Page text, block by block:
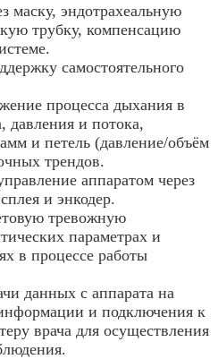
маску, эндотрахеальную
трубку, компенсацию
самостоятельного
процесса дыхания в
давления и потока,
и петель (давление/объём
трендов.
аппаратом через
и энкодер.
тревожную
параметрах и
в процессе работы
данных с аппарата на
и подключения к
врача для осуществления